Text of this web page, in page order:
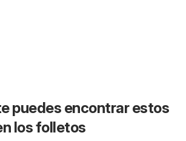
puedes encontrar estos
los folletos